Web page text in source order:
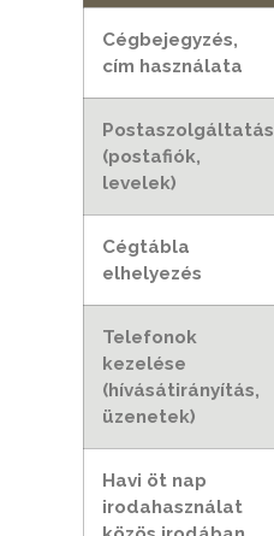
Cégbejegyzés,
cím használata
Postaszolgáltatás
(postafiók,
levelek)
Cégtábla
elhelyezés
Telefonok
kezelése
(hívásátirányítás,
üzenetek)
Havi öt nap
irodahasználat